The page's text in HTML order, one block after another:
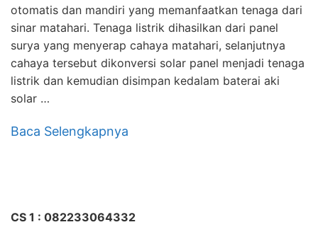
otomatis dan mandiri yang memanfaatkan tenaga dari
sinar matahari. Tenaga listrik dihasilkan dari panel
surya yang menyerap cahaya matahari, selanjutnya
cahaya tersebut dikonversi solar panel menjadi tenaga
listrik dan kemudian disimpan kedalam baterai aki
solar …
Baca Selengkapnya
CS 1 : 082233064332